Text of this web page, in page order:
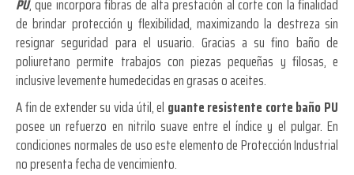
PU, que incorpora fibras de alta prestación al corte con la finalidad
de brindar protección y flexibilidad, maximizando la destreza sin
resignar seguridad para el usuario. Gracias a su fino baño de
poliuretano permite trabajos con piezas pequeñas y filosas, e
inclusive levemente humedecidas en grasas o aceites.
A fin de extender su vida útil, el guante resistente corte baño PU
posee un refuerzo en nitrilo suave entre el índice y el pulgar. En
condiciones normales de uso este elemento de Protección Industrial
no presenta fecha de vencimiento.